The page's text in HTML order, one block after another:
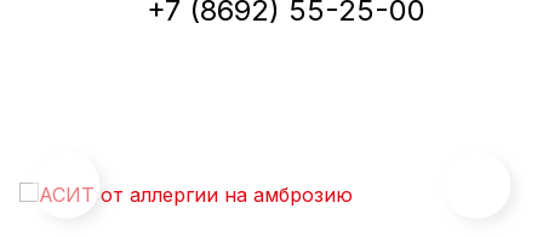
+7 (8692) 55-25-00